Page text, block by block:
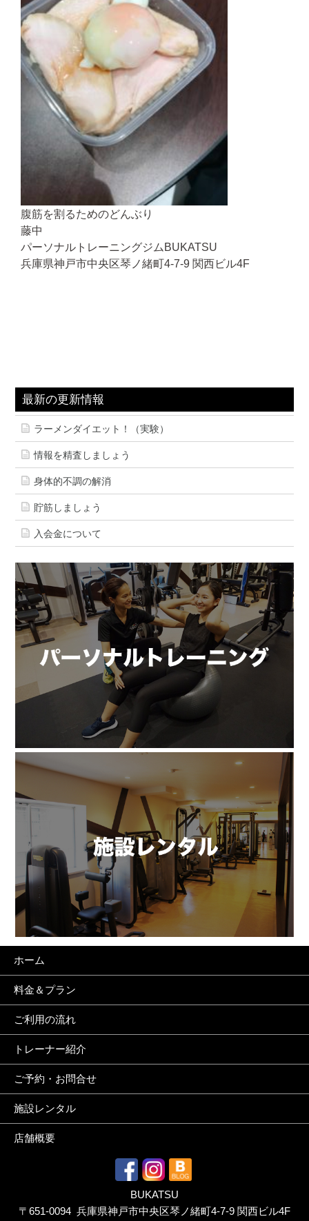
腹筋を割るためのどんぶり
藤中
パーソナルトレーニングジムBUKATSU
兵庫県神戸市中央区琴ノ緒町4-7-9 関西ビル4F
最新の更新情報
ラーメンダイエット！（実験）
情報を精査しましょう
身体的不調の解消
貯筋しましょう
入会金について
ホーム
料金＆プラン
ご利用の流れ
トレーナー紹介
ご予約・お問合せ
施設レンタル
店舗概要
BUKATSU
〒651-0094 兵庫県神戸市中央区琴ノ緒町4-7-9 関西ビル4F